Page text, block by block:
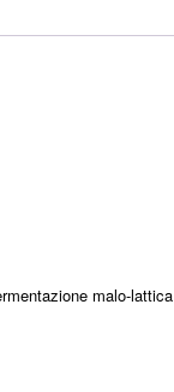
malo-lattica